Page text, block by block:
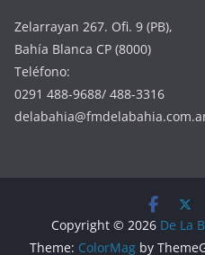
Zelarrayan 267. Ofi. 9 (PB),
Bahía Blanca CP (8000)
Teléfono:
0291 488-9688/ 488-3316
Copyright © 2026 De La
Theme: ColorMag by